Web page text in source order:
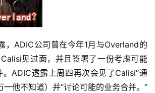
ADIC公司曾在今年1月与Overland的
见过面，并且签署了一份考虑可能
。ADIC透露上周四再次会见了Calisi“通
一他不知道）并“讨论可能的业务合并。”